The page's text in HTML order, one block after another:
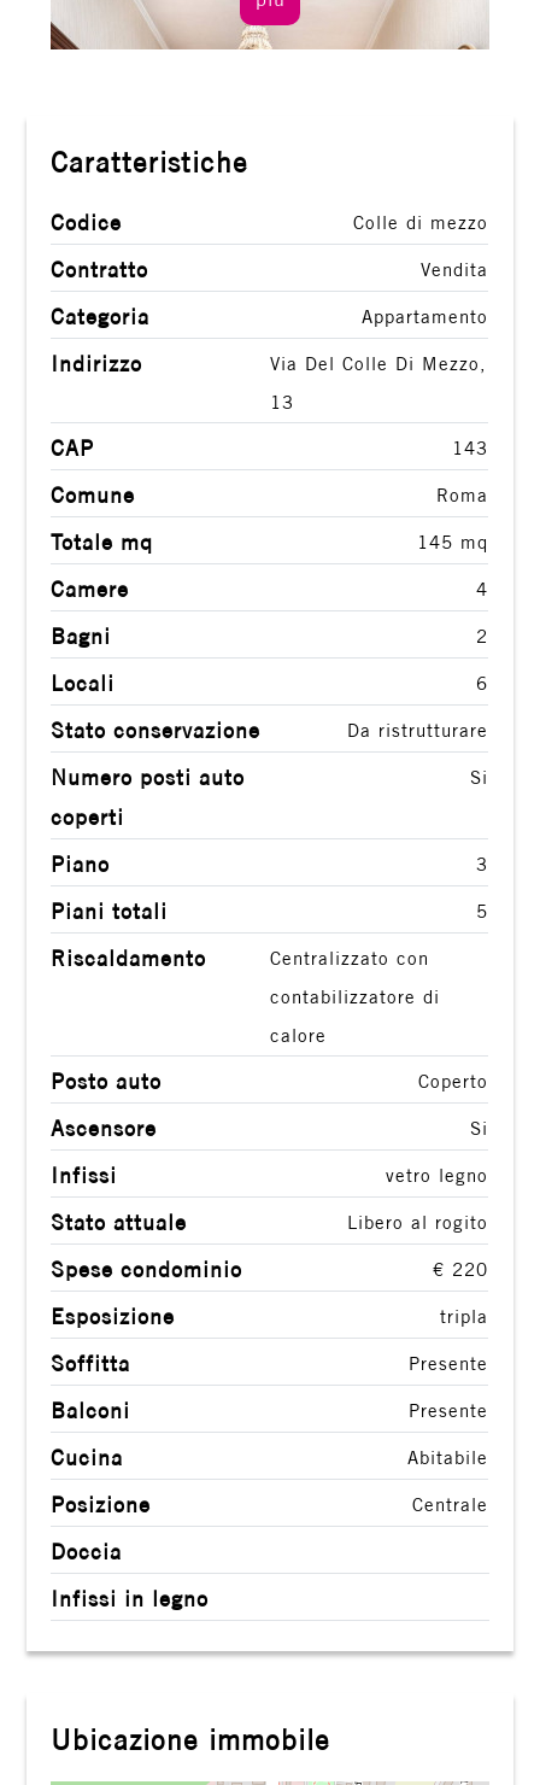
Caratteristiche
Codice Colle di mezzo
Contratto Vendita
Categoria Appartamento
Indirizzo
Via Del Colle Di Mezzo,
13
CAP 143
Comune Roma
Totale mq 145 mq
Camere 4
Bagni 2
Locali 6
Stato conservazione Da ristrutturare
Numero posti auto
coperti
Si
Piano 3
Piani totali 5
Riscaldamento
Centralizzato con
contabilizzatore di
calore
Posto auto Coperto
Ascensore Si
Infissi vetro legno
Stato attuale Libero al rogito
Spese condominio € 220
Esposizione tripla
Soffitta Presente
Balconi Presente
Cucina Abitabile
Posizione Centrale
Doccia
Infissi in legno
Ubicazione immobile
2
4
5
5+
opzioni
multiscelta
Giardino
Posto auto/Box
Balcone/Terrazzo
Ascensore
Arredato
Nuova costruzione